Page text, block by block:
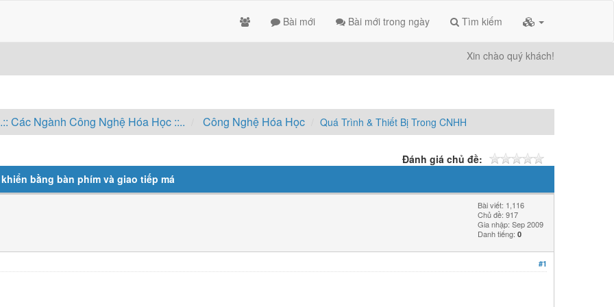
Bài mới Bài mới trong ngày Tìm kiếm
Xin chào quý khách!
Các Ngành Công Nghệ Hóa Học ::.. Công Nghệ Hóa Học Quá Trình & Thiết Bị Trong CNHH
Đánh giá chủ đề:
bằng bàn phím và giao tiếp má
Bài viết: 1,116
Chủ đề: 917
Gia nhập: Sep 2009
Danh tiếng: 0
#1